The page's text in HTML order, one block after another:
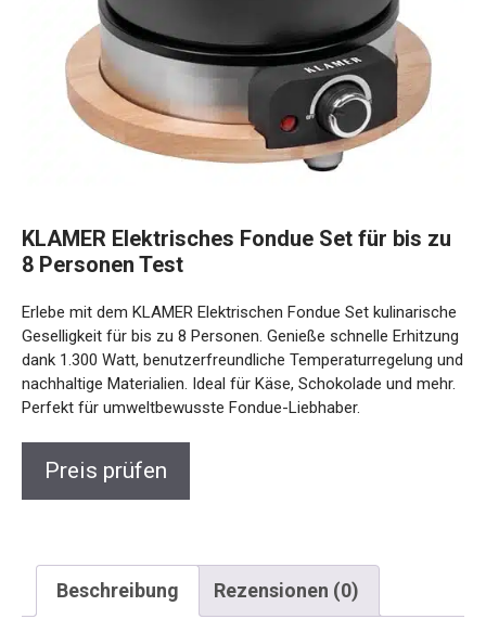
KLAMER Elektrisches Fondue Set für bis zu
8 Personen Test
Erlebe mit dem KLAMER Elektrischen Fondue Set kulinarische
Geselligkeit für bis zu 8 Personen. Genieße schnelle Erhitzung
dank 1.300 Watt, benutzerfreundliche Temperaturregelung und
nachhaltige Materialien. Ideal für Käse, Schokolade und mehr.
Perfekt für umweltbewusste Fondue-Liebhaber.
Preis prüfen
Beschreibung Rezensionen (0)